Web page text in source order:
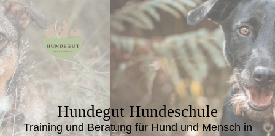
Hundegut Hundeschule
Training und Beratung für Hund und Mensch in